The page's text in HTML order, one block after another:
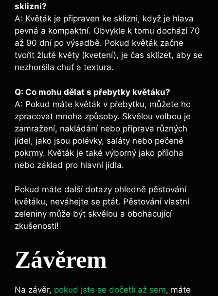
sklizni?
A: Květák je připraven ke sklizni, když je hlava
pevná a kompaktní. Obvykle k tomu dochází 70
až 90 dní po výsadbě. Pokud květák začne
tvořit žluté květy (kvetení), je čas sklízet, aby se
nezhoršila chuť a textura.
Q: Co mohu dělat s přebytky květáku?
A: Pokud máte květák v přebytku, můžete ho
zpracovat mnoha způsoby. Skvělou volbou je
zamražení, nakládání nebo příprava různých
jídel, jako jsou polévky, saláty nebo pečené
pokrmy. Květák je také výborný jako příloha
nebo základ pro hlavní jídla.
Pokud máte další dotazy ohledně pěstování
květáku, neváhejte se ptát. Pěstování vlastní
zeleniny může být skvělou a obohacující
zkušeností!
Závěrem
Na závěr, pokud jste se dočetli až sem, máte